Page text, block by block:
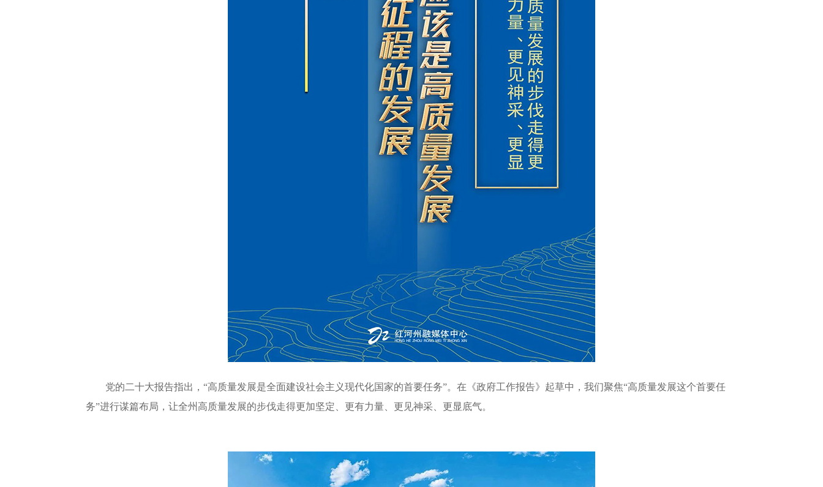
党的二十大报告指出，“高质量发展是全面建设社会主义现代化国家的首要任务”。在《政府工作报告》起草中，我们聚焦“高质量发展这个首要任
务”进行谋篇布局，让全州高质量发展的步伐走得更加坚定、更有力量、更见神采、更显底气。